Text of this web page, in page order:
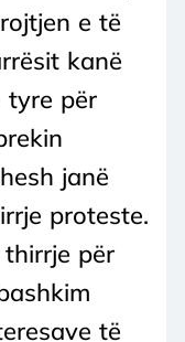
e të
kanë
tyre për
janë
proteste.
për
të